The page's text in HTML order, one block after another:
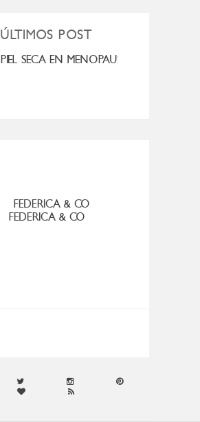
ÚLTIMOS POST
PIEL SECA EN MENOPAUSIA
FEDERICA & CO